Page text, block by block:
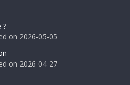
?
on 2026-05-05
on 2026-04-27